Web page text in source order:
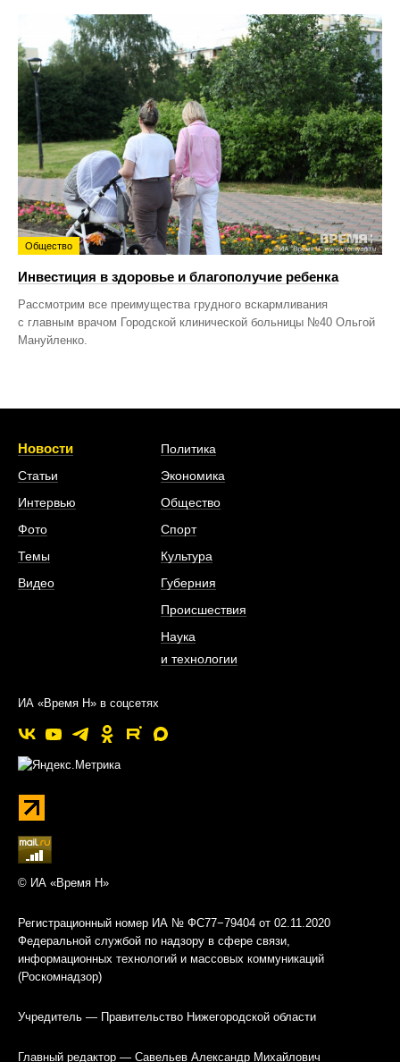
Общество
Инвестиция в здоровье и благополучие ребенка
Рассмотрим все преимущества грудного вскармливания
с главным врачом Городской клинической больницы №40 Ольгой
Мануйленко.
Новости
Статьи
Интервью
Фото
Темы
Видео
Политика
Экономика
Общество
Спорт
Культура
Губерния
Происшествия
Наука
и технологии
ИА «Время Н» в соцсетях
© ИА «Время Н»
Регистрационный номер ИА № ФС77−79404 от 02.11.2020
Федеральной службой по надзору в сфере связи,
информационных технологий и массовых коммуникаций
(Роскомнадзор)
Учредитель — Правительство Нижегородской области
Главный редактор — Савельев Александр Михайлович